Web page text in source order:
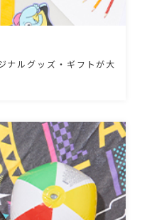
ナルグッズ・ギフトが大